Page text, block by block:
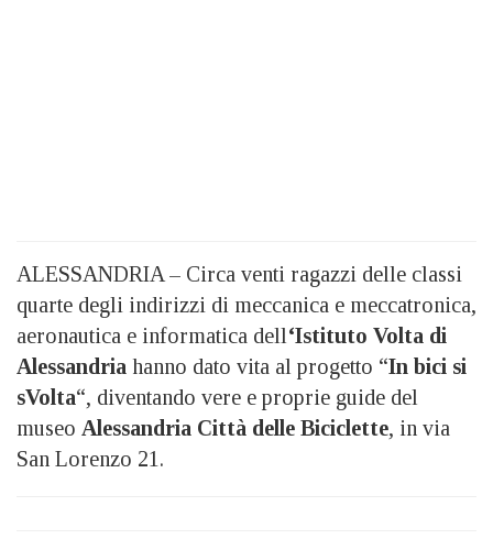
ALESSANDRIA – Circa venti ragazzi delle classi
quarte degli indirizzi di meccanica e meccatronica,
aeronautica e informatica dell‘Istituto Volta di
Alessandria hanno dato vita al progetto “In bici si
sVolta“, diventando vere e proprie guide del
museo Alessandria Città delle Biciclette, in via
San Lorenzo 21.